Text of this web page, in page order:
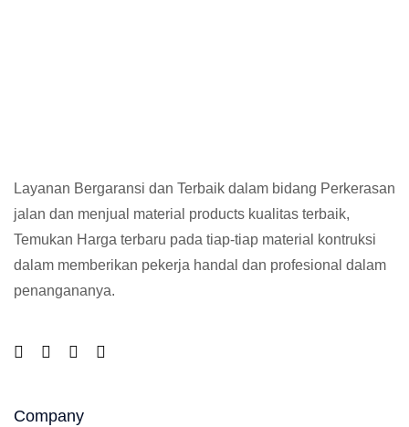
Layanan Bergaransi dan Terbaik dalam bidang Perkerasan
jalan dan menjual material products kualitas terbaik,
Temukan Harga terbaru pada tiap-tiap material kontruksi
dalam memberikan pekerja handal dan profesional dalam
penangananya.
Company